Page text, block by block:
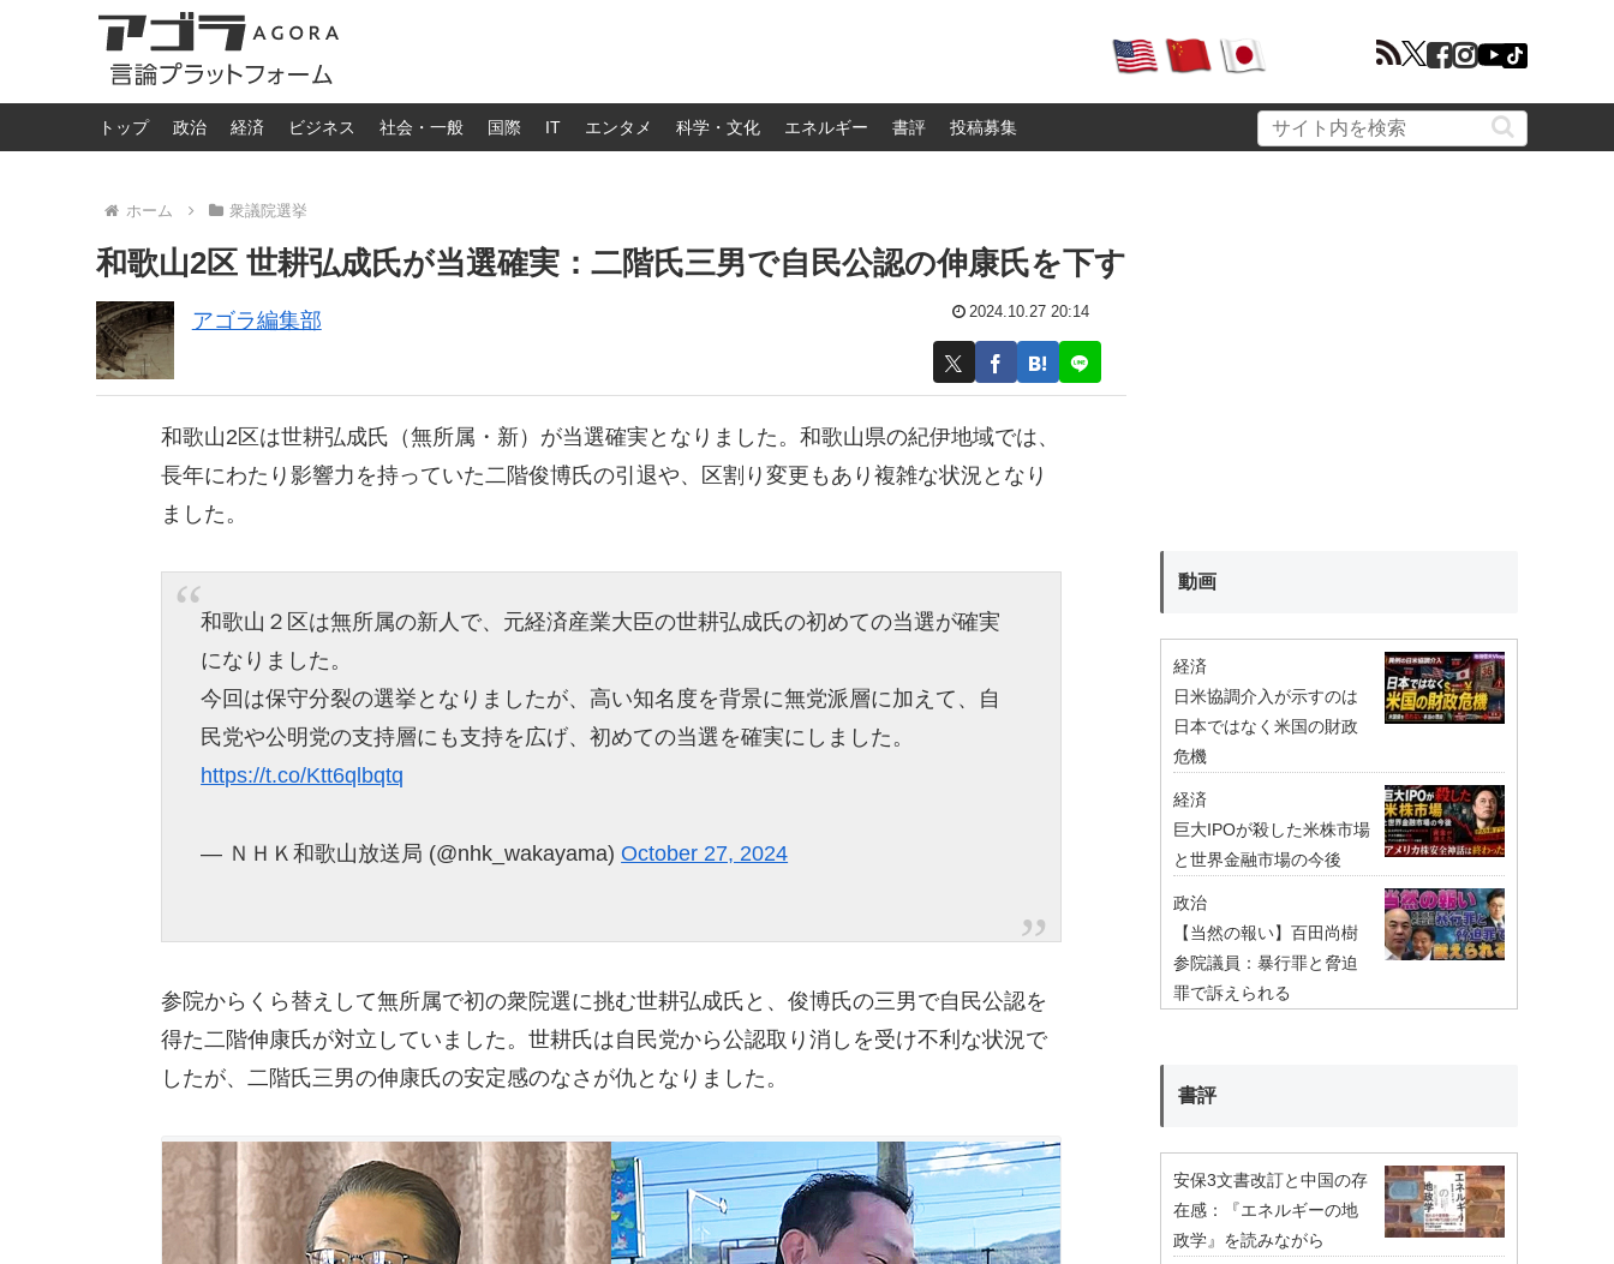
トップ 政治 経済 ビジネス 社会・一般 国際 IT エンタメ 科学・文化 エネルギー 書評 投稿募集
ホーム 衆議院選挙
和歌山2区 世耕弘成氏が当選確実：二階氏三男で自民公認の伸康氏を下す
アゴラ編集部 2024.10.27 20:14
和歌山2区は世耕弘成氏（無所属・新）が当選確実となりました。和歌山県の紀伊地域では、
長年にわたり影響力を持っていた二階俊博氏の引退や、区割り変更もあり複雑な状況となり
ました。
和歌山２区は無所属の新人で、元経済産業大臣の世耕弘成氏の初めての当選が確実
になりました。
今回は保守分裂の選挙となりましたが、高い知名度を背景に無党派層に加えて、自
民党や公明党の支持層にも支持を広げ、初めての当選を確実にしました。
https://t.co/Ktt6qlbqtq
— ＮＨＫ和歌山放送局 (@nhk_wakayama)October 27, 2024
参院からくら替えして無所属で初の衆院選に挑む世耕弘成氏と、俊博氏の三男で自民公認を
得た二階伸康氏が対立していました。世耕氏は自民党から公認取り消しを受け不利な状況で
したが、二階氏三男の伸康氏の安定感のなさが仇となりました。
動画
経済
日米協調介入が示すのは
日本ではなく米国の財政
危機
経済
巨大IPOが殺した米株市場
と世界金融市場の今後
政治
【当然の報い】百田尚樹
参院議員：暴行罪と脅迫
罪で訴えられる
書評
安保3文書改訂と中国の存
在感：『エネルギーの地
政学』を読みながら